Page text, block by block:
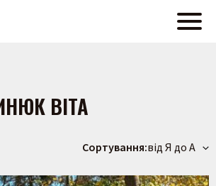
ВІТА
Сортування:від Я до А